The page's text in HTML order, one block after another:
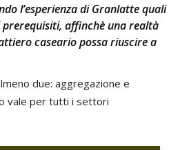
l’esperienza di Granlatte quali
prerequisiti, affinchè una realtà
caseario possa riuscire a
due: aggregazione e
vale per tutti i settori